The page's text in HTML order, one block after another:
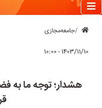
جامعه‌مجازی
۱۴۰۳/۱۱/۱۰ - ۱۰:۰۰
هشدار؛ توجه ما به